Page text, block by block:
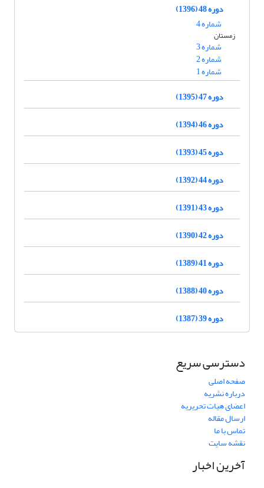
دوره 48 (1396)
شماره 4
زمستان
شماره 3
شماره 2
شماره 1
دوره 47 (1395)
دوره 46 (1394)
دوره 45 (1393)
دوره 44 (1392)
دوره 43 (1391)
دوره 42 (1390)
دوره 41 (1389)
دوره 40 (1388)
دوره 39 (1387)
دسترسی سریع
صفحه اصلی
درباره نشریه
اعضای هیات تحریریه
ارسال مقاله
تماس با ما
نقشه سایت
آخرین اخبار